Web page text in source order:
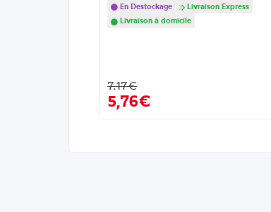
En Destockage
Livraison Express
Livraison à domicile
7.17€
5,76€